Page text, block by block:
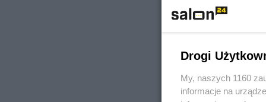
Drogi
My, naszych 1160
informacje na